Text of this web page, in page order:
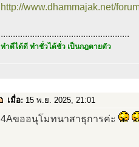
http://www.dhammajak.net/
.....................................................
ทำดีได้ดี ทำชั่วได้ชั่ว เป็นกฎตายตัว
เมื่อ: 15 พ.ย. 2025, 21:01
4Aขออนุโมทนาสาธุการค่ะ